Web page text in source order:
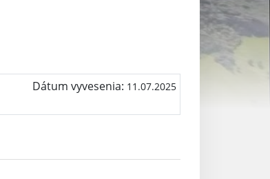
Dátum vyvesenia: 11.07.2025